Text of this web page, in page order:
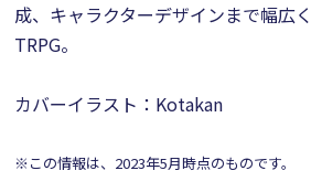
成、キャラクターデザインまで幅広
TRPG。
カバーイラスト：Kotakan
※この情報は、2023年5月時点のものです。